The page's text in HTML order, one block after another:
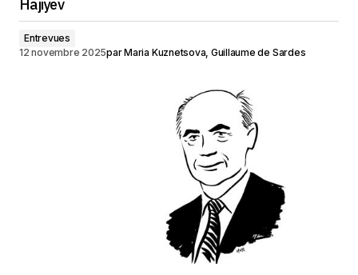
Hajiyev
Entrevues
12 novembre 2025parMaria Kuznetsova, Guillaume de Sardes